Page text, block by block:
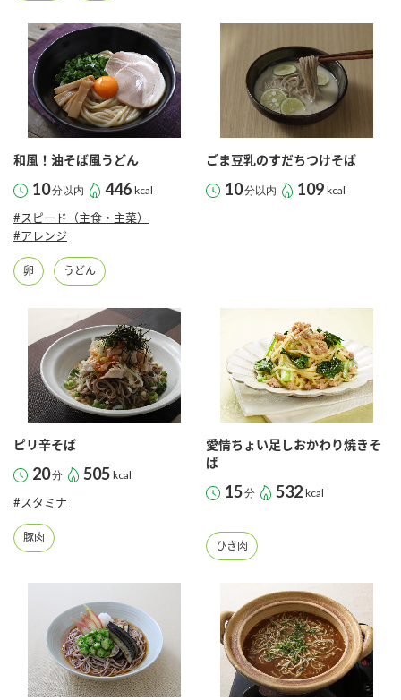
つゆ たれ
スープ 中華
クイック調味料 レモン果汁
ふりかけ
炊き込みご飯の素 米飯用調味液
納豆 Fibee
くらしプラ酢
カンタン酢
お酢ドリンク
味ぽん
ぽん酢
かおりの蔵
つゆ
鍋なび
納豆のサイト
PIN印
三ツ判山吹
千夜
お酢を知ろう！
すしラボ
納豆の豆知識
鍋奉行マニュアル
ミツカンのCM
ロングセラー商品 ＋ おすすめレシピ
人気商品 ＋ おすすめレシピ
国内事業概要
ミツカングループについて
企業理念
ミツカンの歴史
ミツカンを知る
環境への取り組み
ZENB initiative
MIM（ミツカンミュージアム）
各部門が大切にしていること
おいしさと健康への取り組み
キッザニア東京「ぽん酢工房」
採用情報
ニュースリリース
お客様相談センター
お客様の声をいかしました
販売終了製品のご案内
よくあるご質問
お問い合わせ
地図から取り扱い店舗を探す
和風！油そば風うどん
10分以内 446 kcal
#スピード（主食・主菜）
#アレンジ
卵 うどん
ごま豆乳のすだちつけそば
10分以内 109 kcal
ピリ辛そば
20分 505 kcal
#スタミナ
豚肉
愛情ちょい足しおかわり焼きそ
ば
15分 532 kcal
ひき肉